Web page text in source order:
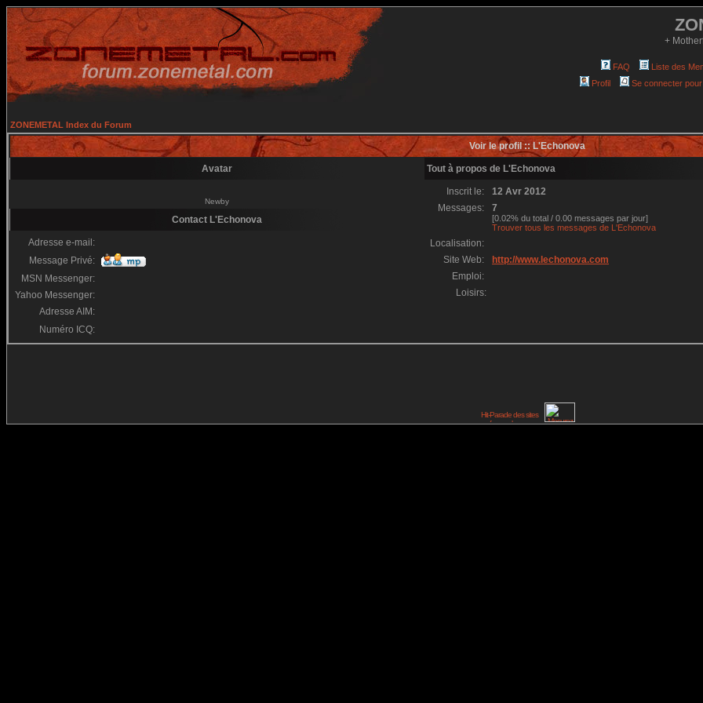
+
FAQ Liste des
Profil
Se connecter
ZONEMETAL Index du Forum
Voir le profil :: L'Echonova
Avatar Tout à propos de L'Echonova
Newby
Inscrit le:
12 Avr 2012
Messages:
7
[0.02% du total / 0.00 messages par jour]
Trouver tous les messages de L'Echonova
Localisation:
Site Web:
http://www.lechonova.com
Emploi:
Loisirs:
Contact L'Echonova
Adresse e-mail:
Message Privé:
MSN Messenger:
Yahoo Messenger:
Adresse AIM:
Numéro ICQ: